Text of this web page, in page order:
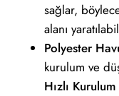
sağlar,
alanı
Polyester
kurulum ve
Hızlı Kurulum